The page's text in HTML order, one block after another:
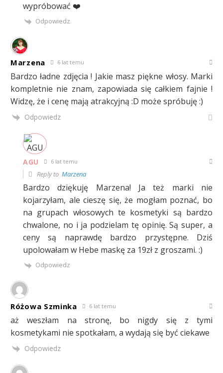
wypróbować ❤️
Odpowiedz
Marzena 6 lat temu
Bardzo ładne zdjęcia ! Jakie masz piękne włosy. Marki
kompletnie nie znam, zapowiada się całkiem fajnie !
Widzę, że i cenę mają atrakcyjną :D może spróbuję :)
Odpowiedz
AGU 6 lat temu
Reply to Marzena
Bardzo dziękuję Marzena! Ja też marki nie
kojarzyłam, ale cieszę się, że mogłam poznać, bo
na grupach włosowych te kosmetyki są bardzo
chwalone, no i ja podzielam tę opinię. Są super, a
ceny są naprawdę bardzo przystępne. Dziś
upolowałam w Hebe maskę za 19zł z groszami. :)
Odpowiedz
Różowa Szminka 6 lat temu
aż weszłam na stronę, bo nigdy się z tymi
kosmetykami nie spotkałam, a wydają się być ciekawe
Odpowiedz